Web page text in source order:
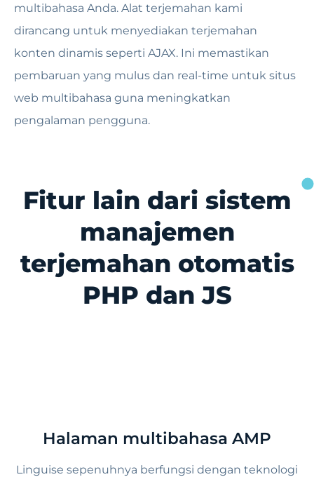
multibahasa Anda. Alat terjemahan kami
dirancang untuk menyediakan terjemahan
konten dinamis seperti AJAX. Ini memastikan
pembaruan yang mulus dan real-time untuk situs
web multibahasa guna meningkatkan
pengalaman pengguna.
Fitur lain dari sistem
manajemen
terjemahan otomatis
PHP dan JS
Halaman multibahasa AMP
Linguise sepenuhnya berfungsi dengan teknologi